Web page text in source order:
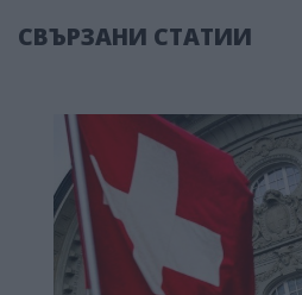
СВЪРЗАНИ СТАТИИ